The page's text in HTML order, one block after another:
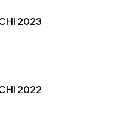
2023
2022